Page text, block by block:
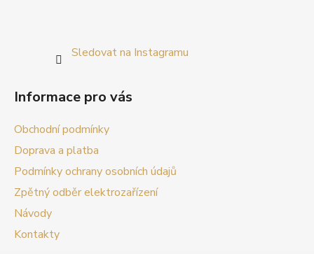
Sledovat na Instagramu
Informace pro vás
Obchodní podmínky
Doprava a platba
Podmínky ochrany osobních údajů
Zpětný odběr elektrozařízení
Návody
Kontakty